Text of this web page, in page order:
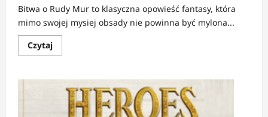
Bitwa o Rudy Mur to klasyczna opowieść fantasy, która
mimo swojej mysiej obsady nie powinna być mylona...
CzytajDowiedz
się
RECENZJA:
Bitwa
Rudy